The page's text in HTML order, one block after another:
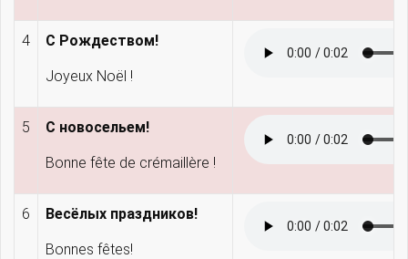
4 С Рождеством!
Joyeux Noël !
5 С новосельем!
Bonne fête de crémaillère !
6 Весёлых праздников!
Bonnes fêtes!